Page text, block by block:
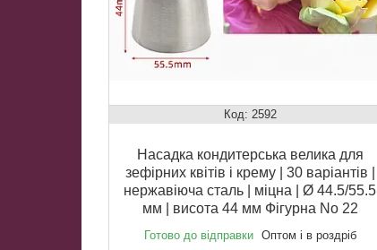
2592
Насадка кондитерська велика для
зефірних квітів і крему | 30 варіантів |
нержавіюча сталь | міцна | Ø 44.5/55.5
мм | висота 44 мм Фігурна No 22
Готово до відправки Оптом і в роздріб